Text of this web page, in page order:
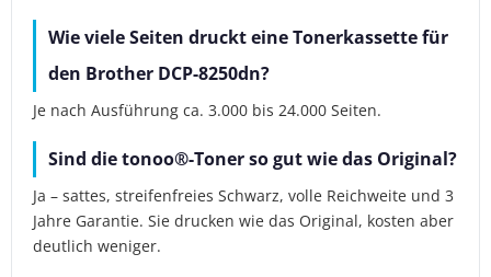
Wie viele Seiten druckt eine Tonerkassette für
den Brother DCP-8250dn?
Je nach Ausführung ca. 3.000 bis 24.000 Seiten.
Sind die tonoo®-Toner so gut wie das Original?
Ja – sattes, streifenfreies Schwarz, volle Reichweite und 3
Jahre Garantie. Sie drucken wie das Original, kosten aber
deutlich weniger.